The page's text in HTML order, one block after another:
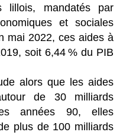
lillois, mandatés par
et sociales
mai 2022, ces aides à
soit 6,44 % du PIB
alors que les aides
de 30 milliards
années 90, elles
plus de 100 milliards